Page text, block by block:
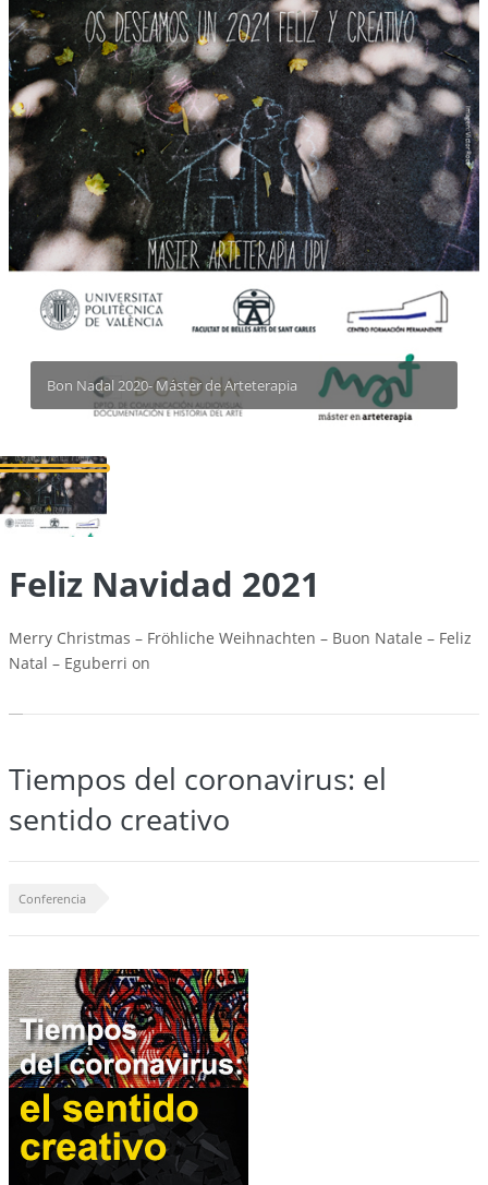
Bon Nadal 2020- Máster de Arteterapia
Feliz Navidad 2021
Merry Christmas – Fröhliche Weihnachten – Buon Natale – Feliz
Natal – Eguberri on
Tiempos del coronavirus: el
sentido creativo
Conferencia